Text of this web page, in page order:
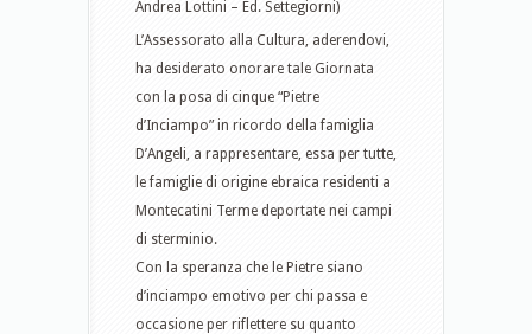
Andrea Lottini – Ed. Settegiorni)
L’Assessorato alla Cultura, aderendovi,
ha desiderato onorare tale Giornata
con la posa di cinque “Pietre
d’Inciampo” in ricordo della famiglia
D’Angeli, a rappresentare, essa per tutte,
le famiglie di origine ebraica residenti a
Montecatini Terme deportate nei campi
di sterminio.
Con la speranza che le Pietre siano
d’inciampo emotivo per chi passa e
occasione per riflettere su quanto